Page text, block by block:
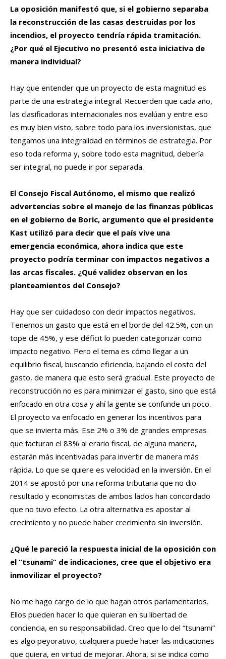
La oposición manifestó que, si el gobierno separaba
la reconstrucción de las casas destruidas por los
incendios, el proyecto tendría rápida tramitación.
¿Por qué el Ejecutivo no presentó esta iniciativa de
manera individual?
Hay que entender que un proyecto de esta magnitud es
parte de una estrategia integral. Recuerden que cada año,
las clasificadoras internacionales nos evalúan y entre eso
es muy bien visto, sobre todo para los inversionistas, que
tengamos una integralidad en términos de estrategia. Por
eso toda reforma y, sobre todo esta magnitud, debería
ser integral, no puede ir por separada.
El Consejo Fiscal Autónomo, el mismo que realizó
advertencias sobre el manejo de las finanzas públicas
en el gobierno de Boric, argumento que el presidente
Kast utilizó para decir que el país vive una
emergencia económica, ahora indica que este
proyecto podría terminar con impactos negativos a
las arcas fiscales. ¿Qué validez observan en los
planteamientos del Consejo?
Hay que ser cuidadoso con decir impactos negativos.
Tenemos un gasto que está en el borde del 42.5%, con un
tope de 45%, y ese déficit lo pueden categorizar como
impacto negativo. Pero el tema es cómo llegar a un
equilibrio fiscal, buscando eficiencia, bajando el costo del
gasto, de manera que esto será gradual. Este proyecto de
reconstrucción no es para minimizar el gasto, sino que está
enfocado en otra cosa y ahí la gente se confunde un poco.
El proyecto va enfocado en generar los incentivos para
que se invierta más. Ese 2% o 3% de grandes empresas
que facturan el 83% al erario fiscal, de alguna manera,
estarán más incentivadas para invertir de manera más
rápida. Lo que se quiere es velocidad en la inversión. En el
2014 se apostó por una reforma tributaria que no dio
resultado y economistas de ambos lados han concordado
que no tuvo efecto. La otra alternativa es apostar al
crecimiento y no puede haber crecimiento sin inversión.
¿Qué le pareció la respuesta inicial de la oposición con
el “tsunami” de indicaciones, cree que el objetivo era
inmovilizar el proyecto?
No me hago cargo de lo que hagan otros parlamentarios.
Ellos pueden hacer lo que quieran en su libertad de
conciencia, en su responsabilidad. Creo que lo del “tsunami”
es algo peyorativo, cualquiera puede hacer las indicaciones
que quiera, en virtud de mejorar. Ahora, si se indica como